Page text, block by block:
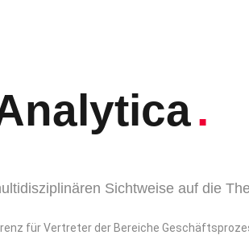
.
Sichtweise auf die
für Vertreter der Bereiche